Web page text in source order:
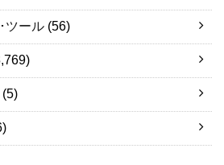
ツール (56)
(5)